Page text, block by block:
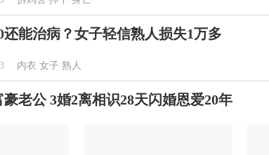
还能治病？女子轻信熟人损失1万多
内衣 女子 熟人
老公 3婚2离相识28天闪婚恩爱20年